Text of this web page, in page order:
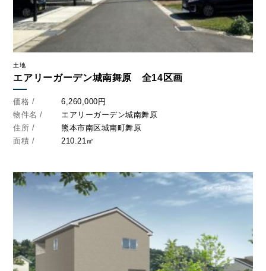
Follow us
土地
エアリーガーデン城南舞原 全14区画
価格 /
6,260,000円
物件名 /
エアリーガーデン城南舞原
住所 /
熊本市南区城南町舞原
面積 /
210.21㎡